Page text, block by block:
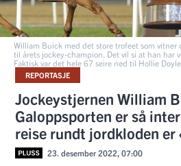
William Buick med det store trofeet som
til årets jockey-champion. Det vil si at han har
Faktisk var det hele 67 seire ned til Hollie
REPORTASJE
Jockeystjernen William
Galoppsporten er så
reise rundt jordkloden er
23. desember 2022, 07:00